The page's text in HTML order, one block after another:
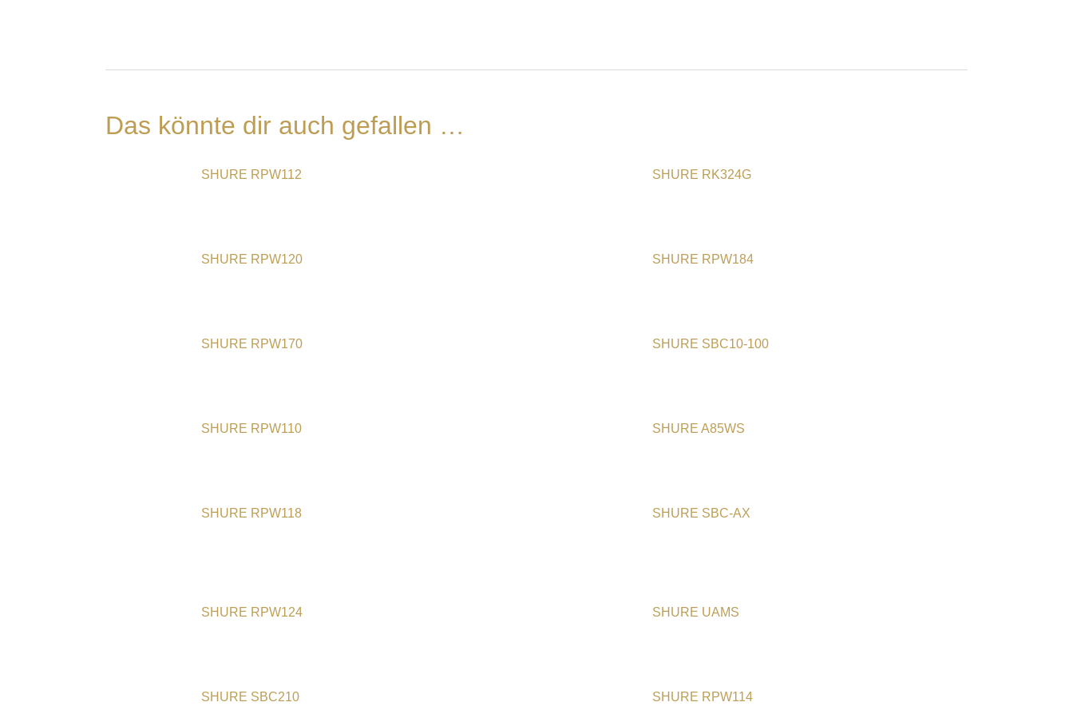
Das könnte dir auch gefallen …
SHURE RPW112 SHURE RK324G
SHURE RPW120 SHURE RPW184
SHURE RPW170 SHURE SBC10-100
SHURE RPW110 SHURE A85WS
SHURE RPW118 SHURE SBC-AX
SHURE RPW124 SHURE UAMS
SHURE SBC210 SHURE RPW114